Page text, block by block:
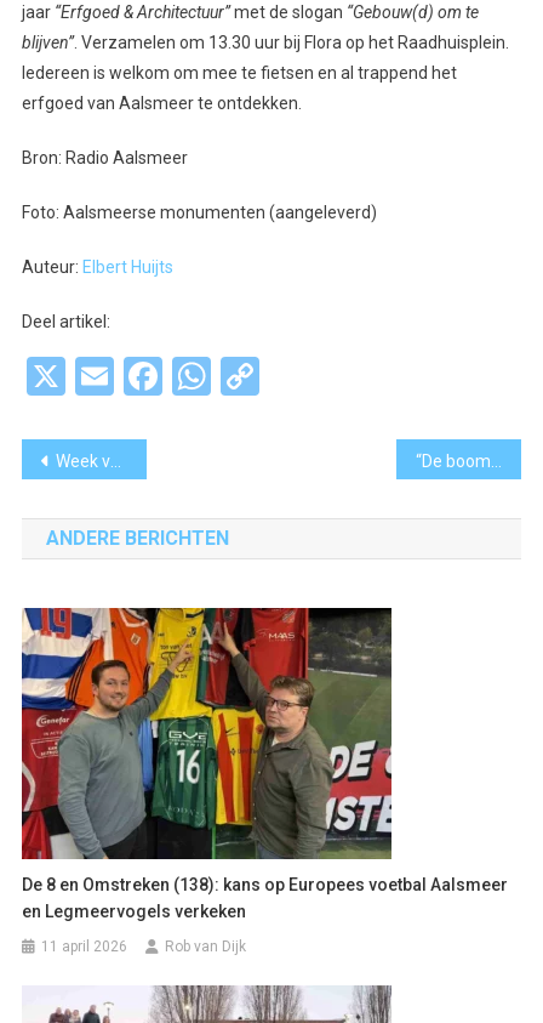
jaar “Erfgoed & Architectuur”met de slogan “Gebouw(d) om te
blijven”. Verzamelen om 13.30 uur bij Flora op het Raadhuisplein.
Iedereen is welkom om mee te fietsen en al trappend het
erfgoed van Aalsmeer te ontdekken.
Bron: Radio Aalsmeer
Foto: Aalsmeerse monumenten (aangeleverd)
Auteur: Elbert Huijts
Deel artikel:
X EmailFacebook
WhatsApp
Copy
Bericht
navigatie
Week van het Lezen en Schrijven: Samen laaggeletterdheid doorbreken
ANDERE BERICHTEN
De 8 en Omstreken (138): kans op Europees voetbal Aalsmeer
en Legmeervogels verkeken
11 april 2026 Rob van Dijk